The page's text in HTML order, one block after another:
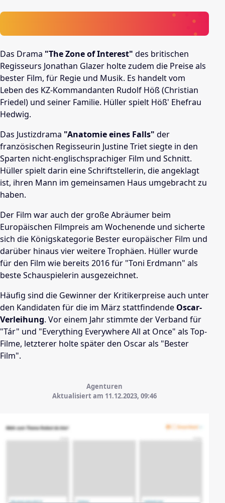
Das Drama "The Zone of Interest" des britischen
Regisseurs Jonathan Glazer holte zudem die Preise als
bester Film, für Regie und Musik. Es handelt vom
Leben des KZ-Kommandanten Rudolf Höß (Christian
Friedel) und seiner Familie. Hüller spielt Höß' Ehefrau
Hedwig.
Das Justizdrama "Anatomie eines Falls" der
französischen Regisseurin Justine Triet siegte in den
Sparten nicht-englischsprachiger Film und Schnitt.
Hüller spielt darin eine Schriftstellerin, die angeklagt
ist, ihren Mann im gemeinsamen Haus umgebracht zu
haben.
Der Film war auch der große Abräumer beim
Europäischen Filmpreis am Wochenende und sicherte
sich die Königskategorie Bester europäischer Film und
darüber hinaus vier weitere Trophäen. Hüller wurde
für den Film wie bereits 2016 für "Toni Erdmann" als
beste Schauspielerin ausgezeichnet.
Häufig sind die Gewinner der Kritikerpreise auch unter
den Kandidaten für die im März stattfindende Oscar-
Verleihung. Vor einem Jahr stimmte der Verband für
"Tár" und "Everything Everywhere All at Once" als Top-
Filme, letzterer holte später den Oscar als "Bester
Film".
Agenturen
Aktualisiert am 11.12.2023, 09:46